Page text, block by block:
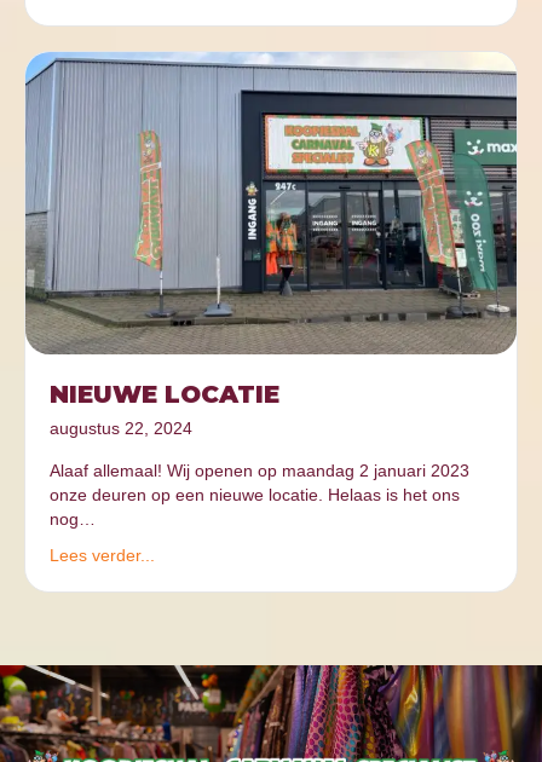
NIEUWE LOCATIE
augustus 22, 2024
Alaaf allemaal! Wij openen op maandag 2 januari 2023
onze deuren op een nieuwe locatie. Helaas is het ons
nog…
Lees verder...